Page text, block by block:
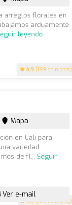
4.9 (199 opiniones)
arreglos florales en
arduamente
leyendo
4.7 (199 opiniones)
Mapa
en Cali para
variedad
de fl... Seguir
Ver e-mail